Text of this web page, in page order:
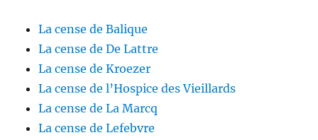
La cense de Balique
La cense de De Lattre
La cense de Kroezer
La cense de l’Hospice des Vieillards
La cense de La Marcq
La cense de Lefebvre